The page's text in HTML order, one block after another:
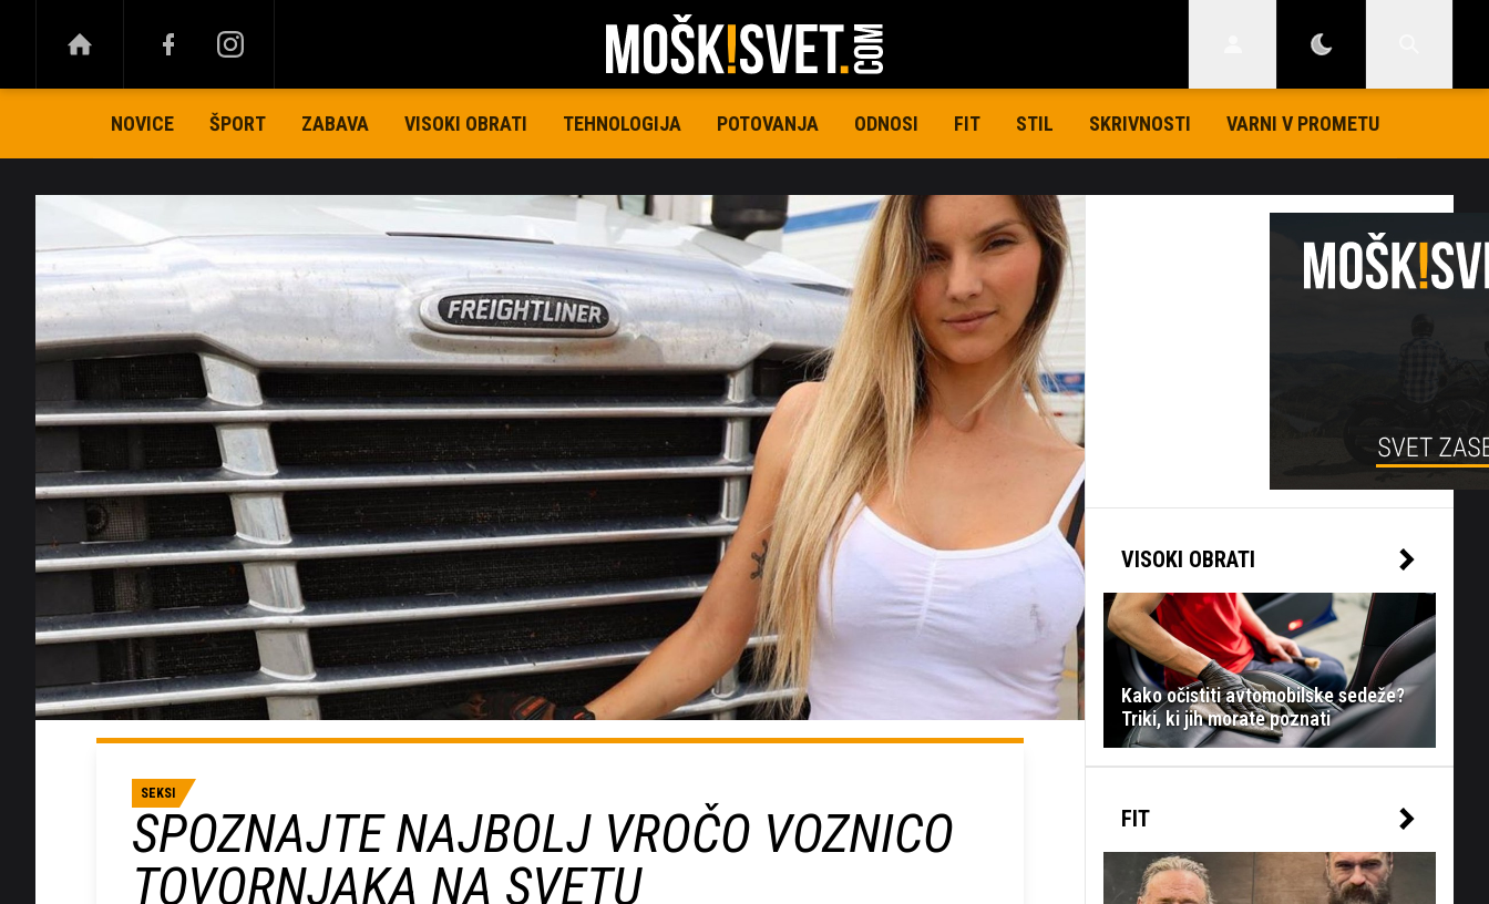
NOVICE ŠPORT ZABAVA VISOKI OBRATI TEHNOLOGIJA POTOVANJA ODNOSI FIT STIL SKRIVNOSTI VARNI V PROMETU
SEKSI
SPOZNAJTE NAJBOLJ VROČO VOZNICO
TOVORNJAKA NA SVETU
VISOKI OBRATI
Kako očistiti avtomobilske sedeže?
Triki, ki jih morate poznati
FIT